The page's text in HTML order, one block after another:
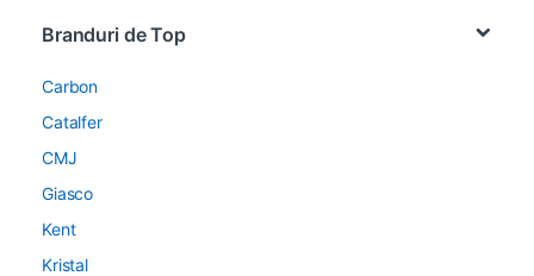
Branduri de Top
Carbon
Catalfer
CMJ
Giasco
Kent
Kristal